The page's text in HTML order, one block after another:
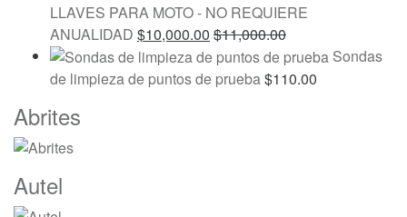
LLAVES PARA MOTO - NO REQUIERE
ANUALIDAD $10,000.00 $11,000.00
Sondas
de limpieza de puntos de prueba$110.00
Marcas
De
Carrusel
Abrites
Autel